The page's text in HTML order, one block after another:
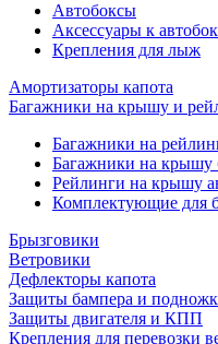
Автобоксы
Аксессуары к
Крепления для лыж
Амортизаторы капота
Багажники на крышу и
Багажники на
Багажники на крышу
Рейлинги на крышу
Комплектующие для
Брызговики
Ветровики
Дефлекторы капота
Защиты бампера и
Защиты двигателя и КПП
Крепления для перевозки